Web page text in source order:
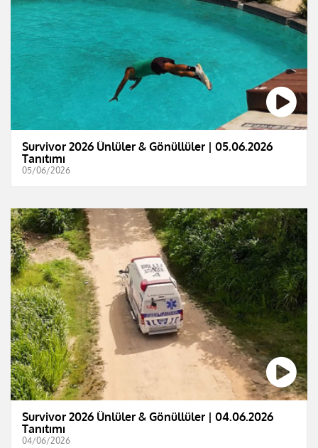
Survivor 2026 Ünlüler & Gönüllüler | 05.06.2026
Tanıtımı
05/06/2026
Survivor 2026 Ünlüler & Gönüllüler | 04.06.2026
Tanıtımı
04/06/2026